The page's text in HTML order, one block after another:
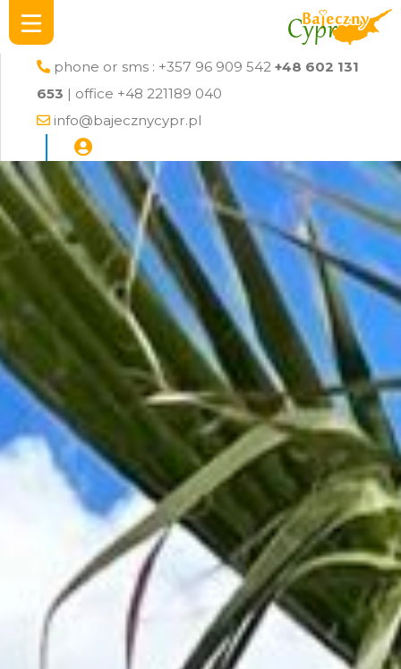
phone or sms : +357 96 909 542 +48 602 131
653 | office +48 221189 040
info@bajecznycypr.pl